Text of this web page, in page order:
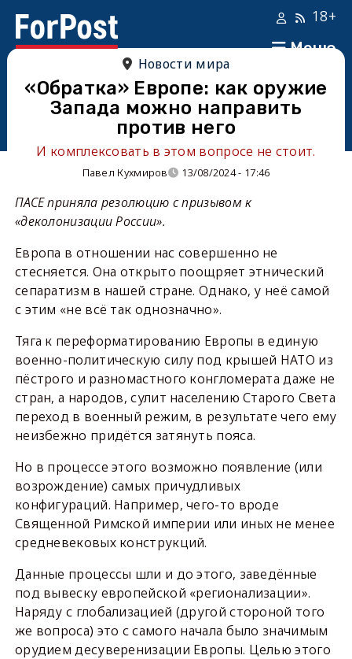
Меню
18+
Новости мира
«Обратка» Европе: как оружие
Запада можно направить
против него
И комплексовать в этом вопросе не стоит.
Павел Кухмиров 13/08/2024 - 17:46
ПАСЕ приняла резолюцию с призывом к
«деколонизации России».
Европа в отношении нас совершенно не
стесняется. Она открыто поощряет этнический
сепаратизм в нашей стране. Однако, у неё самой
с этим «не всё так однозначно».
Тяга к переформатированию Европы в единую
военно-политическую силу под крышей НАТО из
пёстрого и разномастного конгломерата даже не
стран, а народов, сулит населению Старого Света
переход в военный режим, в результате чего ему
неизбежно придётся затянуть пояса.
Но в процессе этого возможно появление (или
возрождение) самых причудливых
конфигураций. Например, чего-то вроде
Священной Римской империи или иных не менее
средневековых конструкций.
Данные процессы шли и до этого, заведённые
под вывеску европейской «регионализации».
Наряду с глобализацией (другой стороной того
же вопроса) это с самого начала было значимым
орудием десуверенизации Европы. Целью этого